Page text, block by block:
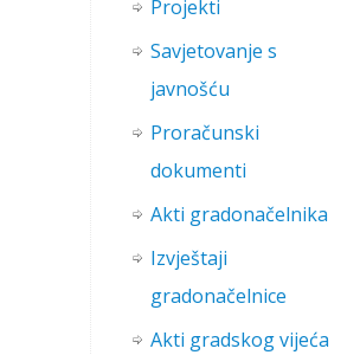
Projekti
Savjetovanje s
javnošću
Proračunski
dokumenti
Akti gradonačelnika
Izvještaji
gradonačelnice
Akti gradskog vijeća